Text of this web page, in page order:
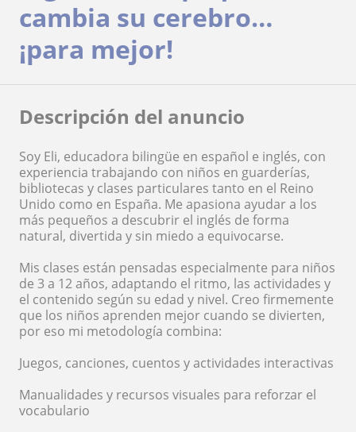
cambia su cerebro…
¡para mejor!
Descripción del anuncio
Soy Eli, educadora bilingüe en español e inglés, con
experiencia trabajando con niños en guarderías,
bibliotecas y clases particulares tanto en el Reino
Unido como en España. Me apasiona ayudar a los
más pequeños a descubrir el inglés de forma
natural, divertida y sin miedo a equivocarse.
Mis clases están pensadas especialmente para niños
de 3 a 12 años, adaptando el ritmo, las actividades y
el contenido según su edad y nivel. Creo firmemente
que los niños aprenden mejor cuando se divierten,
por eso mi metodología combina:
Juegos, canciones, cuentos y actividades interactivas
Manualidades y recursos visuales para reforzar el
vocabulario